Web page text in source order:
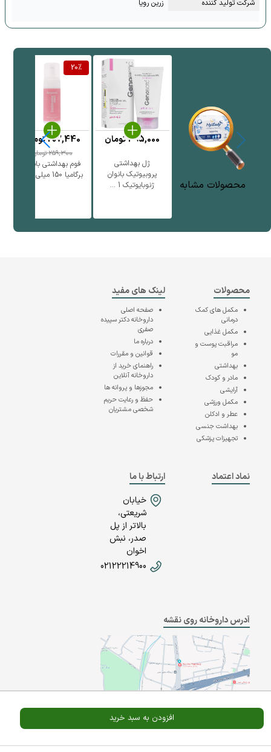
شرکت تولید کننده زرین رویا
محصولات مشابه
ژل بهداشتی
پروبیوتیک بانوان
ژنوبایوتیک 1 ...
495,000تومان
20%
فوم بهداشتی بانوان
برگامیا 150 میلی لیتر
259,300تومان
207,440تومان
افزودن به سبد خرید
محصولات
مکمل های کمک
درمانی
مکمل غذایی
مراقبت پوست و
مو
بهداشتی
مادر و کودک
آرایشی
مکمل ورزشی
عطر و ادکلن
بهداشت جنسی
تجهیزات پزشکی
لینک های مفید
صفحه اصلی
داروخانه دکتر سپیده
صفری
درباره ما
قوانین و مقررات
راهنمای خرید از
داروخانه آنلاین
مجوزها و پروانه ها
حفظ و رعایت حریم
شخصی مشتریان
نماد اعتماد
ارتباط با ما
خیابان
شریعتی،
بالاتر از پل
صدر، نبش
اخوان
02122214900
آدرس داروخانه روی نقشه
A Pluss
Powered By